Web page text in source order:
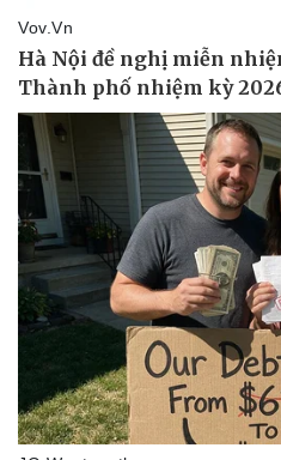
Doanh nghiệp
Thông tin doanh nghiệp
Doanh nghiệp 24h